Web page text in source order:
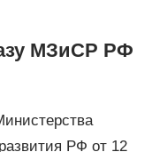
МЗиСР РФ
РФ от 12